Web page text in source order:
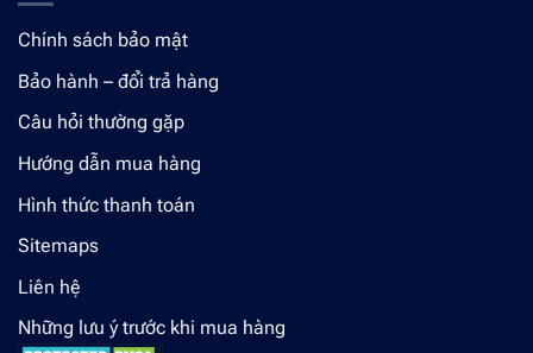
Chính sách bảo mật
Bảo hành – đổi trả hàng
Câu hỏi thường gặp
Hướng dẫn mua hàng
Hình thức thanh toán
Sitemaps
Liên hệ
Những lưu ý trước khi mua hàng